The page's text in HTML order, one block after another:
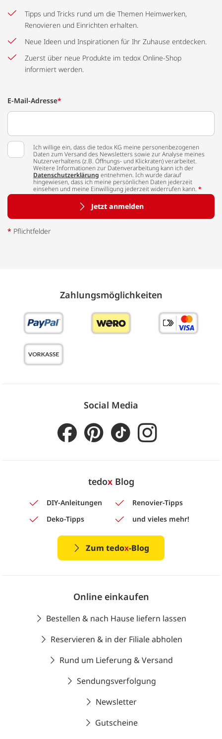
Tipps und Tricks rund um die Themen Heimwerken,
Renovieren und Einrichten erhalten.
Neue Ideen und Inspirationen für Ihr Zuhause entdecken.
Zuerst über neue Produkte im tedox Online-Shop
informiert werden.
E-Mail-Adresse*
Ich willige ein, dass die tedox KG meine personenbezogenen
Daten zum Versand des Newsletters sowie zur Analyse meines
Nutzerverhaltens (z.B. Öffnungs- und Klickraten) verarbeitet.
Weitere Informationen zur Datenverarbeitung kann ich der
Datenschutzerklärung entnehmen. Ich wurde darauf
hingewiesen, dass ich meine persönlichen Daten jederzeit
einsehen und meine Einwilligung jederzeit widerrufen kann. *
Jetzt anmelden
* Pflichtfelder
Zahlungs­möglich­keiten
Social Media
tedoxBlog
DIY-Anleitungen
Renovier-Tipps
Deko-Tipps
und vieles mehr!
Zum tedox-Blog
Online einkaufen
Bestellen & nach Hause liefern lassen
Reservieren & in der Filiale abholen
Rund um Lieferung & Versand
Sendungsverfolgung
Newsletter
Gutscheine